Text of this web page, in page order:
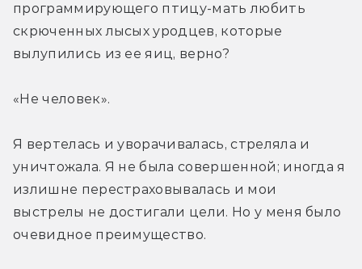
программирующего птицу-мать любить
скрюченных лысых уродцев, которые
вылупились из ее яиц, верно?
«Не человек».
Я вертелась и уворачивалась, стреляла и
уничтожала. Я не была совершенной; иногда я
излишне перестраховывалась и мои
выстрелы не достигали цели. Но у меня было
очевидное преимущество.